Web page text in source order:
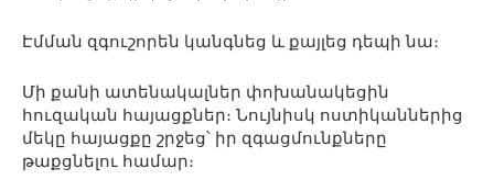
Էմման զգուշորեն կանգնեց և քայլեց դեպի նա։
Մի քանի ատենակալներ փոխանակեցին
հուզական հայացքներ։ Նույնիսկ ոստիկաններից
մեկը հայացքը շրջեց՝ իր զգացմունքները
թաքցնելու համար։